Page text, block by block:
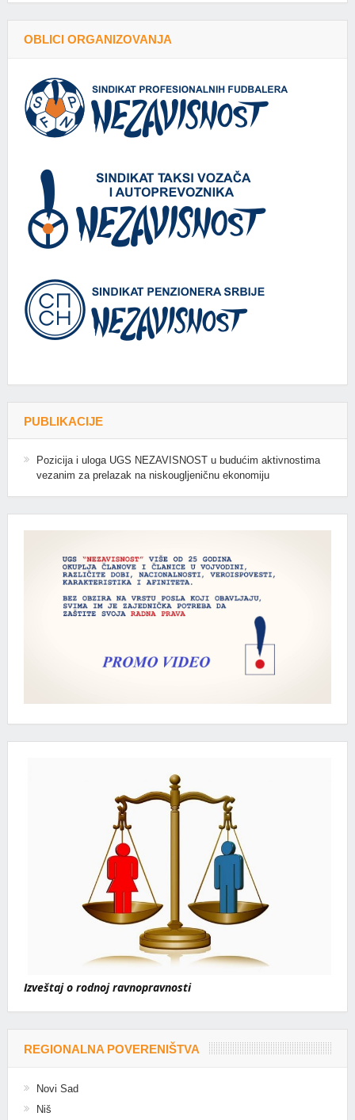
OBLICI ORGANIZOVANJA
PUBLIKACIJE
Pozicija i uloga UGS NEZAVISNOST u budućim aktivnostima
vezanim za prelazak na niskougljeničnu ekonomiju
Izveštaj o rodnoj ravnopravnosti
REGIONALNA POVERENIŠTVA
Novi Sad
Niš